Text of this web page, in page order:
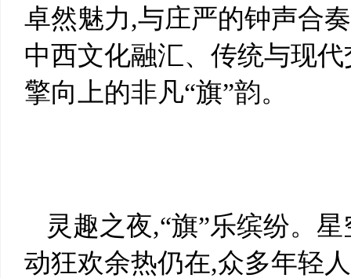
卓然魅力,与庄严的钟声合
中西文化融汇、传统与现
擎向上的非凡“旗”韵。
灵趣之夜,“旗”乐缤纷。
动狂欢余热仍在,众多年轻